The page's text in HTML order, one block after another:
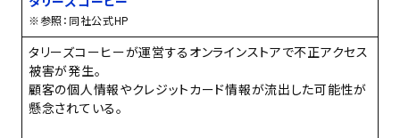
※参照：同社公式HP
タリーズコーヒーが運営するオンラインストアで不正アクセス
被害が発生。
顧客の個人情報やクレジットカード情報が流出した可能性が
懸念されている。